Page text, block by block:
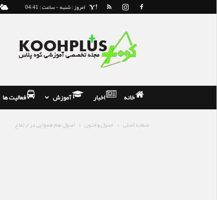
امروز : شنبه - ساعت : 04:41
مجله
و
فروشگاه
تخصصی
نوردی
خانه اخبار آموزش فعالیت ها
صفحه اصلی اصول و فنون اصول هم هموایی در ارتفاع